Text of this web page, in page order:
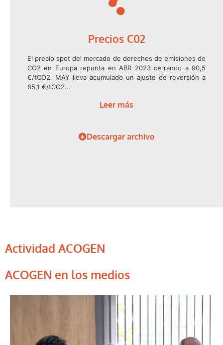
Precios C02
El precio spot del mercado de derechos de emisiones de
CO2 en Europa repunta en ABR 2023 cerrando a 90,5
€/tCO2. MAY lleva acumulado un ajuste de reversión a
85,1 €/tCO2…
Leer más
Descargar archivo
Actividad ACOGEN
ACOGEN en los medios